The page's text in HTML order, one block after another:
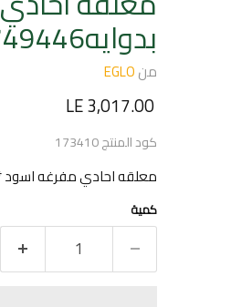
بدوايهE2749446
منEGLO
السعر الحالي
LE 3,017.00
كود المنتج173410
معلقه احادي مفرغه اسود
كمية